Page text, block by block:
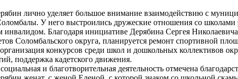
лично уделяет большое внимание взаимодействию с
У него выстроились дружеские отношения со
инвалидом. Благодаря инициативе Дерябина Сергея
Соломбальского округа, планируется ремонт спортивной
конкурсов среди школ и дошкольных коллективов
поддержка кадетского движения.
и благотворительная деятельность отмечена